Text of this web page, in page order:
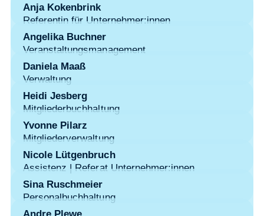
Anja Kokenbrink
Referentin für Unternehmer:innen
Angelika Buchner
Veranstaltungsmanagement
Daniela Maaß
Verwaltung
Heidi Jesberg
Mitgliederbuchhaltung
Yvonne Pilarz
Mitgliederverwaltung
Nicole Lütgenbruch
Assistenz | Referat Unternehmer:innen
Sina Ruschmeier
Personalbuchhaltung
Andre Plewe